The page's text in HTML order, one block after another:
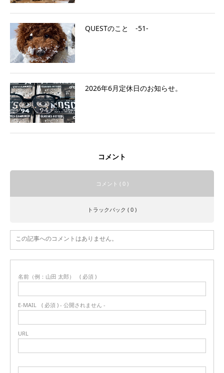
QUESTのこと ‐51‐
2026年6月定休日のお知らせ。
コメント
コメント ( 0 )
トラックバック ( 0 )
この記事へのコメントはありません。
名前（例：山田 太郎） ( 必須 )
E-MAIL ( 必須 ) - 公開されません -
URL